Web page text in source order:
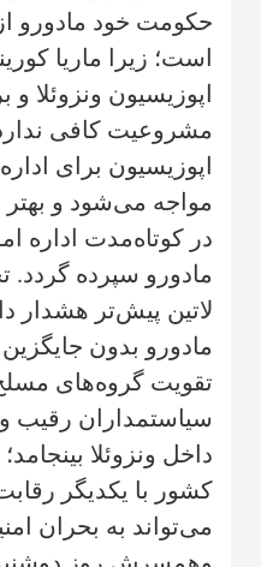
حکومت خود مادورو
است؛ زیرا ماریا
اپوزیسیون ونزوئلا
مشروعیت کافی
اپوزیسیون برای
مواجه می‌شود و
در کوتاه‌مدت اداره
مادورو سپرده گردد.
لاتین پیش‌تر هشدار
مادورو بدون جایگزین
تقویت گروه‌های
سیاستمداران رقیب و
داخل ونزوئلا
کشور با یکدیگر
می‌تواند به بحران